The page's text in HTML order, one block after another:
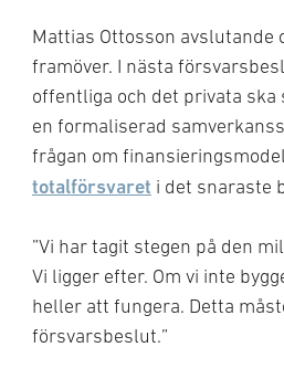
Mattias Ottosson
framöver. I nästa
offentliga och det privata
en formaliserad
frågan om
totalförsvaret i det snaraste
”Vi har tagit stegen på den
Vi ligger efter. Om vi inte
heller att fungera. Detta
försvarsbeslut.”